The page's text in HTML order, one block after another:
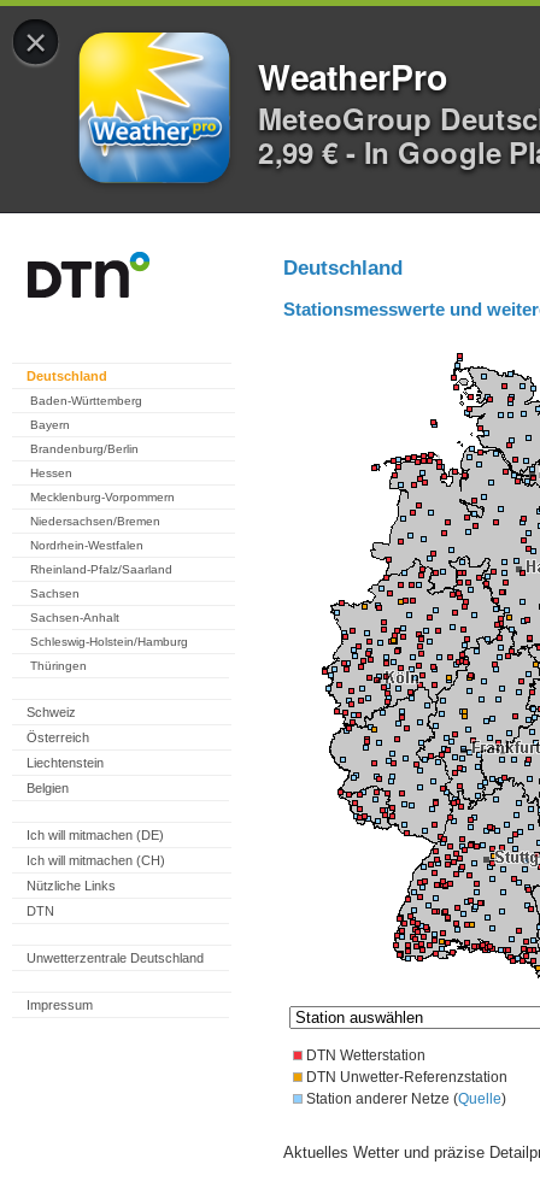
×
WeatherPro
MeteoGroup
2,99 € - In Google
Deutschland
Baden-Württemberg
Bayern
Brandenburg/Berlin
Hessen
Mecklenburg-Vorpommern
Niedersachsen/Bremen
Nordrhein-Westfalen
Rheinland-Pfalz/Saarland
Sachsen
Sachsen-Anhalt
Schleswig-Holstein/Hamburg
Thüringen
Schweiz
Österreich
Liechtenstein
Belgien
Ich will mitmachen (DE)
Ich will mitmachen (CH)
Nützliche Links
DTN
Unwetterzentrale Deutschland
Impressum
Deutschland
Stationsmesswerte und
DTN Wetterstation
DTN Unwetter-Referenzstation
Station anderer Netze (Quelle)
Aktuelles Wetter und präzise